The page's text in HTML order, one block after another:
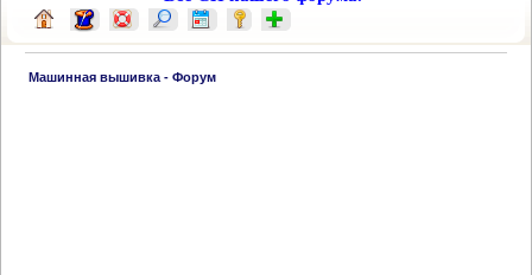
Машинная вышивка - Форум